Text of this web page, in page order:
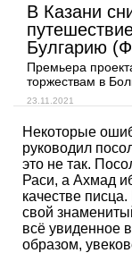
В Казани
Булгарию
Премьера
торжествам в
23.11.2021
Некоторые
руководил
это не так.
Раси, а Ахмад
качестве
свой
всё увиденное
образом,